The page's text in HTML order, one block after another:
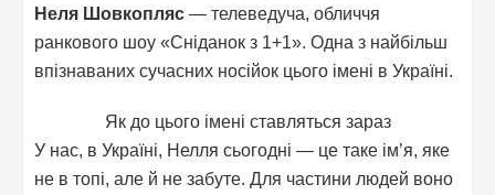
Неля Шовкопляс — телеведуча, обличчя
ранкового шоу «Сніданок з 1+1». Одна з найбільш
впізнаваних сучасних носійок цього імені в Україні.
Як до цього імені ставляться зараз
У нас, в Україні, Нелля сьогодні — це таке ім’я, яке
не в топі, але й не забуте. Для частини людей воно